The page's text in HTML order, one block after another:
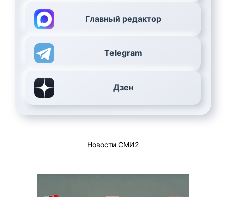
Главный редактор
Telegram
Дзен
Новости СМИ2